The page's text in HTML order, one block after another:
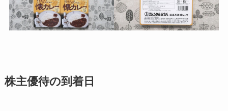
株主優待の到着日